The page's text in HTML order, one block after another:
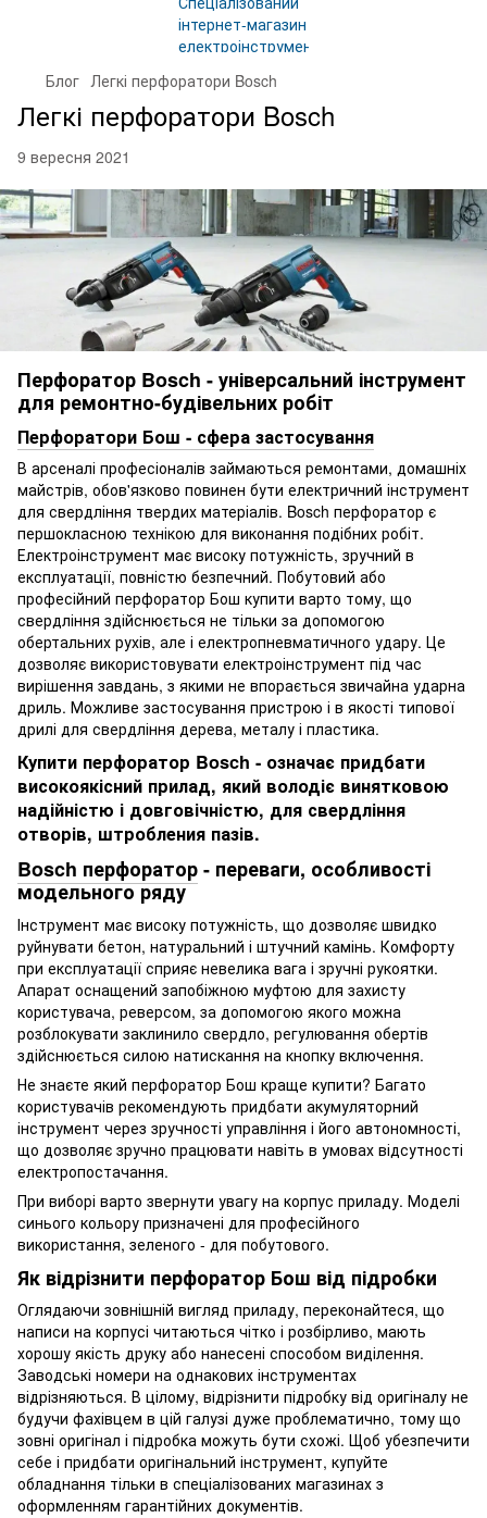
Блог Легкі перфоратори Bosch
Легкі перфоратори Bosch
9 вересня 2021
Перфоратор Bosch - універсальний інструмент
для ремонтно-будівельних робіт
Перфоратори Бош - сфера застосування
В арсеналі професіоналів займаються ремонтами, домашніх
майстрів, обов'язково повинен бути електричний інструмент
для свердління твердих матеріалів. Bosch перфоратор є
першокласною технікою для виконання подібних робіт.
Електроінструмент має високу потужність, зручний в
експлуатації, повністю безпечний. Побутовий або
професійний перфоратор Бош купити варто тому, що
свердління здійснюється не тільки за допомогою
обертальних рухів, але і електропневматичного удару. Це
дозволяє використовувати електроінструмент під час
вирішення завдань, з якими не впорається звичайна ударна
дриль. Можливе застосування пристрою і в якості типової
дрилі для свердління дерева, металу і пластика.
Купити перфоратор Bosch - означає придбати
високоякісний прилад, який володіє винятковою
надійністю і довговічністю, для свердління
отворів, штробления пазів.
Bosch перфоратор- переваги, особливості
модельного ряду
Інструмент має високу потужність, що дозволяє швидко
руйнувати бетон, натуральний і штучний камінь. Комфорту
при експлуатації сприяє невелика вага і зручні рукоятки.
Апарат оснащений запобіжною муфтою для захисту
користувача, реверсом, за допомогою якого можна
розблокувати заклинило свердло, регулювання обертів
здійснюється силою натискання на кнопку включення.
Не знаєте який перфоратор Бош краще купити? Багато
користувачів рекомендують придбати акумуляторний
інструмент через зручності управління і його автономності,
що дозволяє зручно працювати навіть в умовах відсутності
електропостачання.
При виборі варто звернути увагу на корпус приладу. Моделі
синього кольору призначені для професійного
використання, зеленого - для побутового.
Як відрізнити перфоратор Бош від підробки
Оглядаючи зовнішній вигляд приладу, переконайтеся, що
написи на корпусі читаються чітко і розбірливо, мають
хорошу якість друку або нанесені способом виділення.
Заводські номери на однакових інструментах
відрізняються. В цілому, відрізнити підробку від оригіналу не
будучи фахівцем в цій галузі дуже проблематично, тому що
зовні оригінал і підробка можуть бути схожі. Щоб убезпечити
себе і придбати оригінальний інструмент, купуйте
обладнання тільки в спеціалізованих магазинах з
оформленням гарантійних документів.